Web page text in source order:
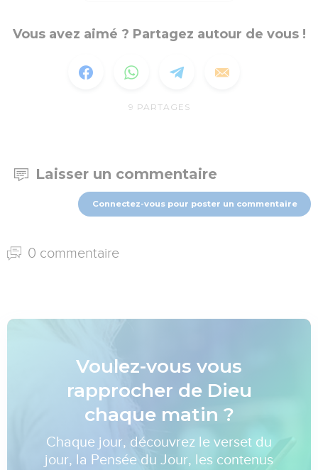
Vous avez aimé ? Partagez autour de vous !
9 PARTAGES
Laisser un commentaire
Connectez-vous pour poster un commentaire
0 commentaire
Voulez-vous vous
rapprocher de Dieu
chaque matin ?
Chaque jour, découvrez le verset du
jour, la Pensée du Jour, les contenus